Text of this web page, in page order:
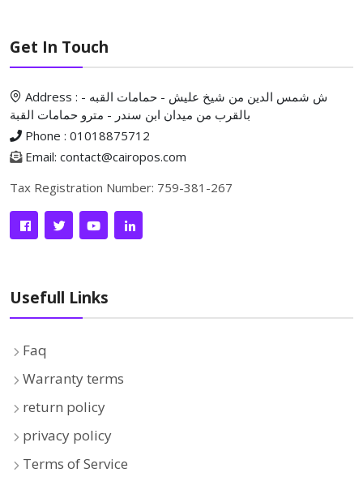
Get In Touch
Address : ش شمس الدين من شيخ عليش - حمامات القبه -
بالقرب من ميدان ابن سندر - مترو حمامات القبة
Phone : 01018875712
Email: contact@cairopos.com
Tax Registration Number: 759-381-267
Usefull Links
Faq
Warranty terms
return policy
privacy policy
Terms of Service